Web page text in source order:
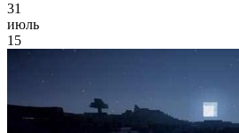
31
июль
15